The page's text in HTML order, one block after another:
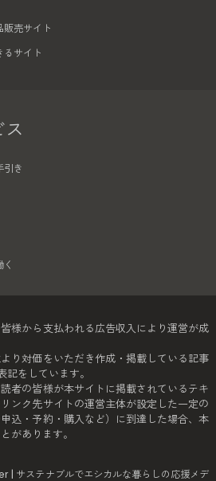
販売サイト
るサイト
引き
様から支払われる広告収入により運営が成
り対価をいただき作成・掲載している記事
をしています。
者の皆様が本サイトに掲載されているテキ
ンク先サイトの運営主体が設定した一定の
込・予約・購入など）に到達した場合、本
があります。
| サステナブルでエシカルな暮らしの応援メデ